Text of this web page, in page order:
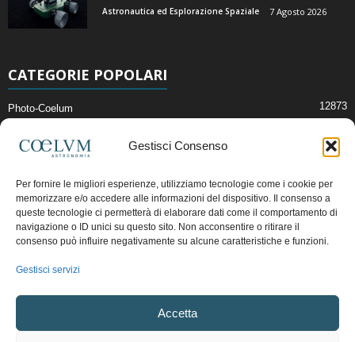
Gestisci Consenso
Per fornire le migliori esperienze, utilizziamo tecnologie come i cookie per
memorizzare e/o accedere alle informazioni del dispositivo. Il consenso a
queste tecnologie ci permetterà di elaborare dati come il comportamento di
navigazione o ID unici su questo sito. Non acconsentire o ritirare il
consenso può influire negativamente su alcune caratteristiche e funzioni.
Gestisci servizi
Accetta
Astronautica ed Esplorazione Spaziale 7 Agosto 2026
CATEGORIE POPOLARI
Photo-Coelum 12873
News di Astronomia 2412
Cielo del Mese
Astronomia, Astrofisica e Cosmologia
Articoli e Risorse On-Line
Copyright © 1997 - 2024 vietata la riproduzione.